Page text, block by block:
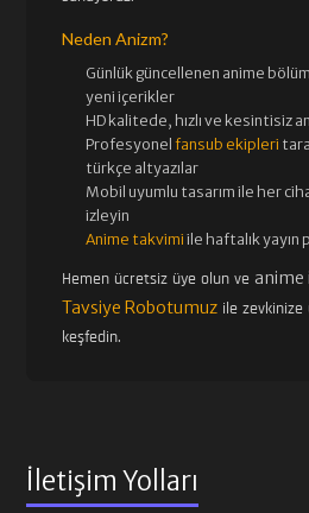
Neden Anizm?
Günlük güncellenen anime
yeni içerikler
HD kalitede, hızlı ve kesintisiz
Profesyonelfansub ekipleri
türkçe altyazılar
Mobil uyumlu tasarım ile her
izleyin
Anime takvimi ile haftalık yayın
Hemen ücretsiz üye olun ve anime
Tavsiye Robotumuz ile zevkinize
keşfedin.
İletişim Yolları